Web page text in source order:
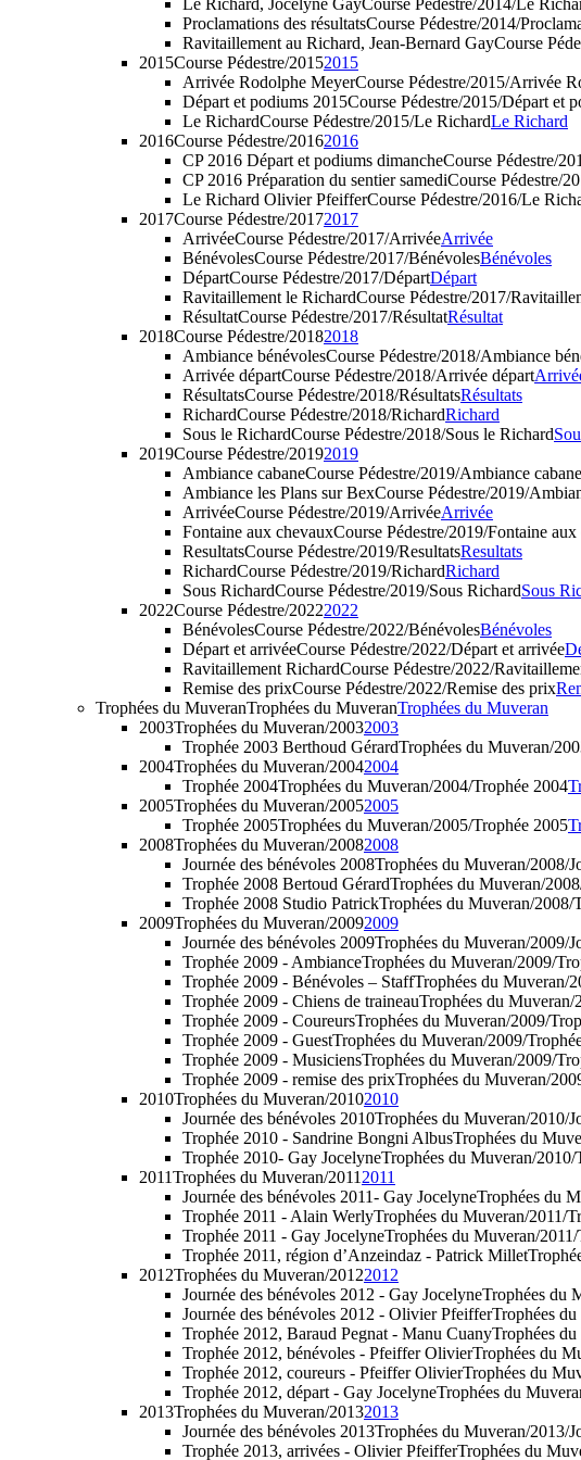
Le Richard, Jocelyne GayCourse Pédestre/2014/Le
Proclamations des résultatsCourse Pédestre/2014/
Ravitaillement au Richard, Jean-Bernard GayCourse
2015Course Pédestre/20152015
Arrivée Rodolphe MeyerCourse Pédestre/2015/Arrivée
Départ et podiums 2015Course Pédestre/2015/Départ et
Le RichardCourse Pédestre/2015/Le RichardLe Richard
2016Course Pédestre/20162016
CP 2016 Départ et podiums dimancheCourse Pédestre/
CP 2016 Préparation du sentier samediCourse Pédestre/
Le Richard Olivier PfeifferCourse Pédestre/2016/Le
2017Course Pédestre/20172017
ArrivéeCourse Pédestre/2017/ArrivéeArrivée
BénévolesCourse Pédestre/2017/BénévolesBénévoles
DépartCourse Pédestre/2017/DépartDépart
Ravitaillement le RichardCourse Pédestre/2017/
RésultatCourse Pédestre/2017/RésultatRésultat
2018Course Pédestre/20182018
Ambiance bénévolesCourse Pédestre/2018/Ambiance
Arrivée départCourse Pédestre/2018/Arrivée départ
RésultatsCourse Pédestre/2018/RésultatsRésultats
RichardCourse Pédestre/2018/RichardRichard
Sous le RichardCourse Pédestre/2018/Sous le Richard
2019Course Pédestre/20192019
Ambiance cabaneCourse Pédestre/2019/Ambiance cabane
Ambiance les Plans sur BexCourse Pédestre/2019/
ArrivéeCourse Pédestre/2019/ArrivéeArrivée
Fontaine aux chevauxCourse Pédestre/2019/Fontaine
ResultatsCourse Pédestre/2019/ResultatsResultats
RichardCourse Pédestre/2019/RichardRichard
Sous RichardCourse Pédestre/2019/Sous RichardSous
2022Course Pédestre/20222022
BénévolesCourse Pédestre/2022/BénévolesBénévoles
Départ et arrivéeCourse Pédestre/2022/Départ et arrivée
Ravitaillement RichardCourse Pédestre/2022/
Remise des prixCourse Pédestre/2022/Remise des prix
Trophées du MuveranTrophées du MuveranTrophées du Muveran
2003Trophées du Muveran/20032003
Trophée 2003 Berthoud GérardTrophées du Muveran/
2004Trophées du Muveran/20042004
Trophée 2004Trophées du Muveran/2004/Trophée 2004
2005Trophées du Muveran/20052005
Trophée 2005Trophées du Muveran/2005/Trophée 2005
2008Trophées du Muveran/20082008
Journée des bénévoles 2008Trophées du Muveran/2008/
Trophée 2008 Bertoud GérardTrophées du Muveran/
Trophée 2008 Studio PatrickTrophées du Muveran/
2009Trophées du Muveran/20092009
Journée des bénévoles 2009Trophées du Muveran/2009/
Trophée 2009 - AmbianceTrophées du Muveran/2009/
Trophée 2009 - Bénévoles – StaffTrophées du Muveran/
Trophée 2009 - Chiens de traineauTrophées du Muveran/
Trophée 2009 - CoureursTrophées du Muveran/2009/
Trophée 2009 - GuestTrophées du Muveran/2009/
Trophée 2009 - MusiciensTrophées du Muveran/2009/
Trophée 2009 - remise des prixTrophées du Muveran/
2010Trophées du Muveran/20102010
Journée des bénévoles 2010Trophées du Muveran/2010/
Trophée 2010 - Sandrine Bongni AlbusTrophées du
Trophée 2010- Gay JocelyneTrophées du Muveran/
2011Trophées du Muveran/2011 2011
Journée des bénévoles 2011- Gay JocelyneTrophées du
Trophée 2011 - Alain WerlyTrophées du Muveran/2011/
Trophée 2011 - Gay JocelyneTrophées du Muveran/
Trophée 2011, région d’Anzeindaz - Patrick Millet
2012Trophées du Muveran/20122012
Journée des bénévoles 2012 - Gay JocelyneTrophées du
Journée des bénévoles 2012 - Olivier PfeifferTrophées
Trophée 2012, Baraud Pegnat - Manu CuanyTrophées
Trophée 2012, bénévoles - Pfeiffer OlivierTrophées du
Trophée 2012, coureurs - Pfeiffer OlivierTrophées du
Trophée 2012, départ - Gay JocelyneTrophées du
2013Trophées du Muveran/20132013
Journée des bénévoles 2013Trophées du Muveran/2013/
Trophée 2013, arrivées - Olivier PfeifferTrophées du